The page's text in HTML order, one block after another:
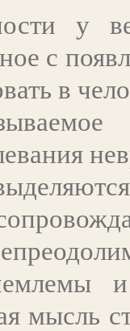
у
с
в
мысль